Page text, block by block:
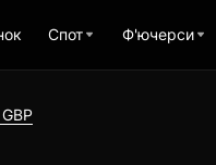
Спот Ф'ючерси